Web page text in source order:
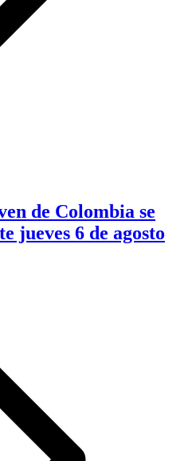
de Colombia se
jueves 6 de agosto